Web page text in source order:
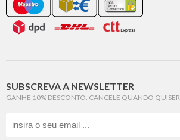
SUBSCREVA A NEWSLETTER
GANHE 10% DESCONTO. CANCELE QUANDO QUISER.